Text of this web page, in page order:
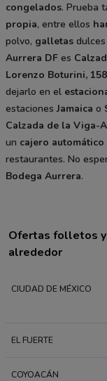
congelados. Prueba
propia, entre ellos
polvo, galletas
Aurrera DF es
Lorenzo Boturini,
dejarlo en el
estacionesJamaica o
Calzada de la Viga-
un cajero automático
restaurantes. No
Bodega Aurrera.
Ofertas folletos
alrededor
CIUDAD DE MÉXICO
EL FUERTE
COYOACÁN